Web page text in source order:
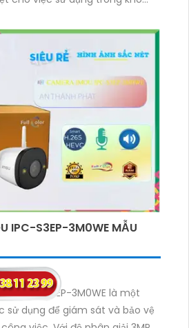
mạng. Chức năng báo động
hiện và cảnh báo về sự xâm
tốt hơn. Thiết bị cũng hỗ trợ
lại sự linh hoạt và tiện lợi cho
IPC-S3EP-3M0WE MẪU
₫
IP IPC-S3EP-3M0WE là một
sử dụng để giám sát và bảo vệ